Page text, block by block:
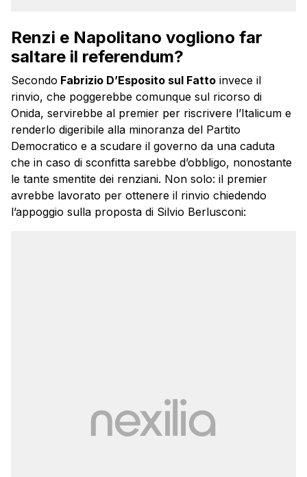
Renzi e Napolitano vogliono far
saltare il referendum?
Secondo Fabrizio D’Esposito sul Fatto invece il
rinvio, che poggerebbe comunque sul ricorso di
Onida, servirebbe al premier per riscrivere l’Italicum e
renderlo digeribile alla minoranza del Partito
Democratico e a scudare il governo da una caduta
che in caso di sconfitta sarebbe d’obbligo, nonostante
le tante smentite dei renziani. Non solo: il premier
avrebbe lavorato per ottenere il rinvio chiedendo
l’appoggio sulla proposta di Silvio Berlusconi: